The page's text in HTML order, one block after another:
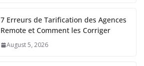
7 Erreurs de Tarification des Agences
Remote et Comment les Corriger
August 5, 2026